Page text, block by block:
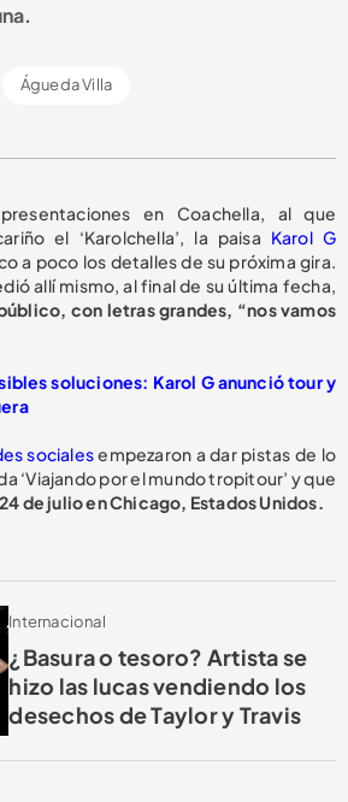
Águeda Villa
en Coachella, al que
el ‘Karolchella’, la paisa Karol G
a poco los detalles de su próxima gira.
allí mismo, al final de su última fecha,
con letras grandes, “nos vamos
soluciones: Karol G anunció tour y
socialesempezaron a dar pistas de lo
‘Viajando por el mundo tropitour’ y que
de julio en Chicago, Estados Unidos.
Internacional
¿Basura o tesoro? Artista se
hizo las lucas vendiendo los
desechos de Taylor y Travis